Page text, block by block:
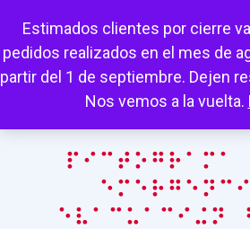
Estimados clientes por cierre
pedidos realizados en el mes de
partir del 1 de septiembre. Dejen
Nos vemos a la vuelta.
Mi cuenta Carrito Favoritos
Pictograma
evacuación